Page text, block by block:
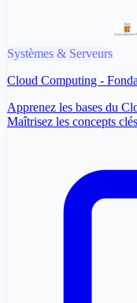
Systèmes & Serveurs
Cloud Computing -
Apprenez les bases du
Maîtrisez les concepts